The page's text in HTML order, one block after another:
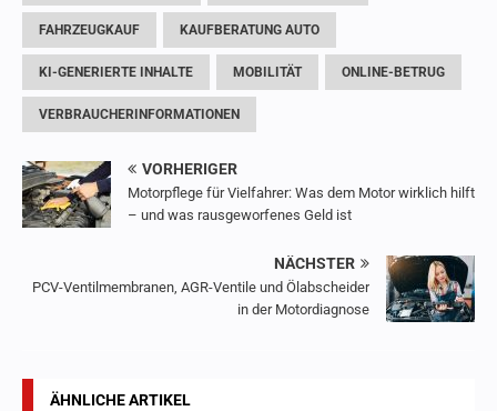
FAHRZEUGKAUF KAUFBERATUNG AUTO
KI-GENERIERTE INHALTE MOBILITÄT ONLINE-BETRUG
VERBRAUCHERINFORMATIONEN
VORHERIGER
Motorpflege für Vielfahrer: Was dem Motor wirklich hilft
– und was rausgeworfenes Geld ist
NÄCHSTER
PCV-Ventilmembranen, AGR-Ventile und Ölabscheider
in der Motordiagnose
ÄHNLICHE ARTIKEL